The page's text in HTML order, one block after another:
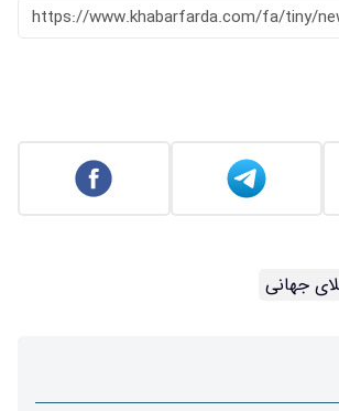
https://www.khabarfarda.com/fa/tiny/
جهانی